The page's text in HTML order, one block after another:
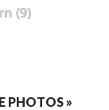
(9)
PHOTOS »